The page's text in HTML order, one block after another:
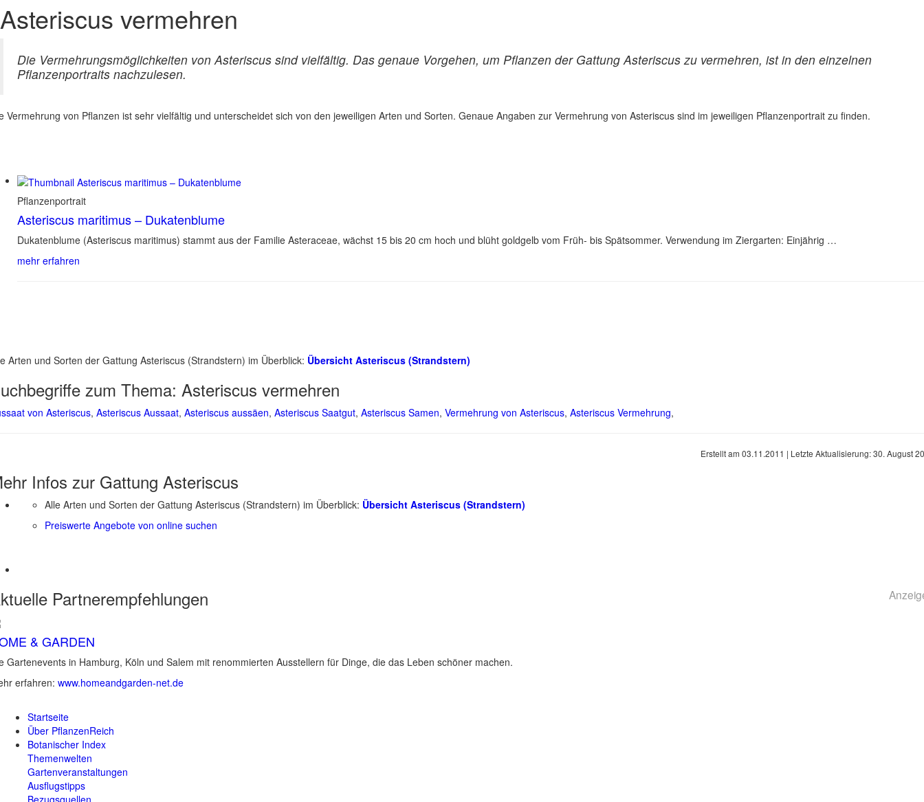
Asteriscus vermehren
Die Vermehrungsmöglichkeiten von Asteriscus sind vielfältig. Das genaue Vorgehen, um Pflanzen der Gattung Asteriscus zu vermehren, ist in den einzelnen
Pflanzenportraits nachzulesen.
Vermehrung von Pflanzen ist sehr vielfältig und unterscheidet sich von den jeweiligen Arten und Sorten. Genaue Angaben zur Vermehrung von Asteriscus sind im jeweiligen Pflanzenportrait zu finden.
Pflanzenportrait
Asteriscus maritimus – Dukatenblume
Dukatenblume (Asteriscus maritimus) stammt aus der Familie Asteraceae, wächst 15 bis 20 cm hoch und blüht goldgelb vom Früh- bis Spätsommer. Verwendung im Ziergarten: Einjährig …
mehr erfahren
Arten und Sorten der Gattung Asteriscus (Strandstern) im Überblick: Übersicht Asteriscus (Strandstern)
zum Thema: Asteriscus vermehren
von Asteriscus, Asteriscus Aussaat, Asteriscus aussäen, Asteriscus Saatgut, Asteriscus Samen, Vermehrung von Asteriscus, Asteriscus Vermehrung,
Erstellt am 03.11.2011 | Letzte Aktualisierung:30. August
Infos zur Gattung Asteriscus
Alle Arten und Sorten der Gattung Asteriscus (Strandstern) im Überblick: Übersicht Asteriscus (Strandstern)
Preiswerte Angebote von online suchen
Partnerempfehlungen
& GARDEN
Gartenevents in Hamburg, Köln und Salem mit renommierten Ausstellern für Dinge, die das Leben schöner machen.
erfahren: www.homeandgarden-net.de
Startseite
Über PflanzenReich
Botanischer Index
Themenwelten
Gartenveranstaltungen
Ausflugstipps
Bezugsquellen